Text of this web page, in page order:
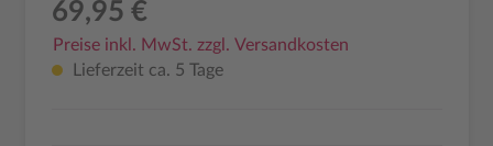
69,95 €
Preise inkl. MwSt. zzgl. Versandkosten
Lieferzeit ca. 5 Tage